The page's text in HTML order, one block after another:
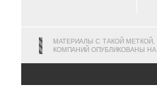
МАТЕРИАЛЫ С ТАКОЙ
КОМПАНИЙ ОПУБЛИКОВАНЫ